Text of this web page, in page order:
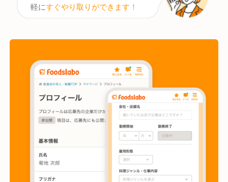
軽にすぐやり取りができます！